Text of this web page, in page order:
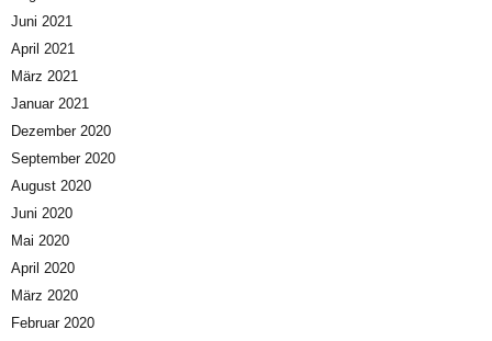
Juni 2021
April 2021
März 2021
Januar 2021
Dezember 2020
September 2020
August 2020
Juni 2020
Mai 2020
April 2020
März 2020
Februar 2020